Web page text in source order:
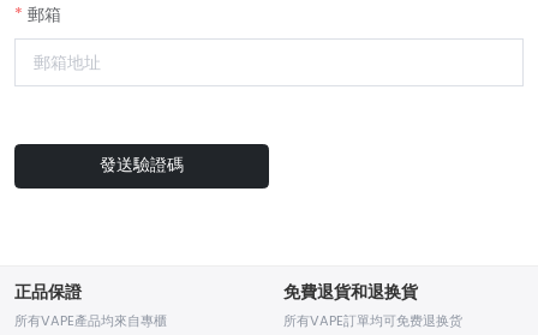
郵箱
發送驗證碼
正品保證
所有VAPE產品均來自專櫃
免費退貨和退换貨
所有VAPE訂單均可免费退换货